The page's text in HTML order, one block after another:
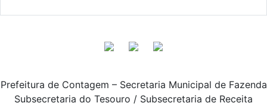
Prefeitura de Contagem – Secretaria Municipal de Fazenda
Subsecretaria do Tesouro / Subsecretaria de Receita